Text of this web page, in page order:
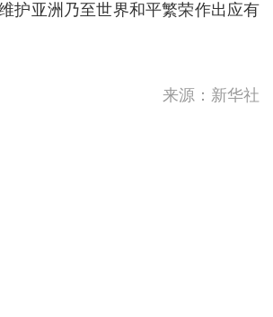
护亚洲乃至世界和平繁荣作出应有
来源：新华社